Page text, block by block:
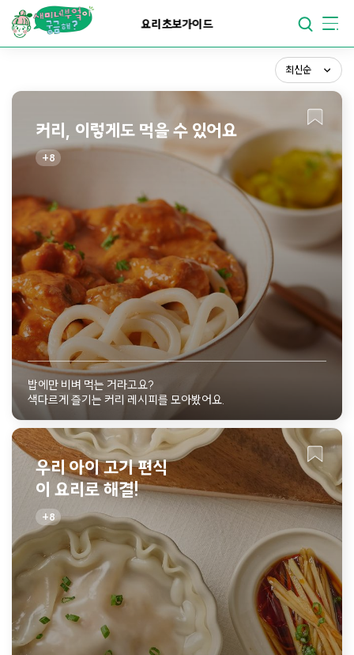
맛있어지는부엌
쉬워지는
요리초보가이드
최신순
조회순
커리, 이렇게도 먹을 수 있어요
8
밥에만 비벼 먹는 거라고요?
색다르게 즐기는 커리 레시피를 모아봤어요.
우리 아이 고기 편식
이 요리로 해결!
8